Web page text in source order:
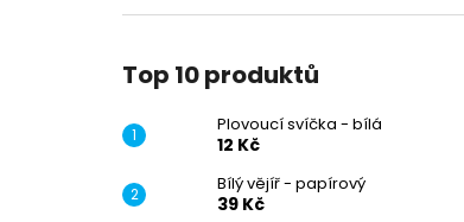
Top 10 produktů
Plovoucí svíčka - bílá
12 Kč
Bílý vějíř - papírový
39 Kč